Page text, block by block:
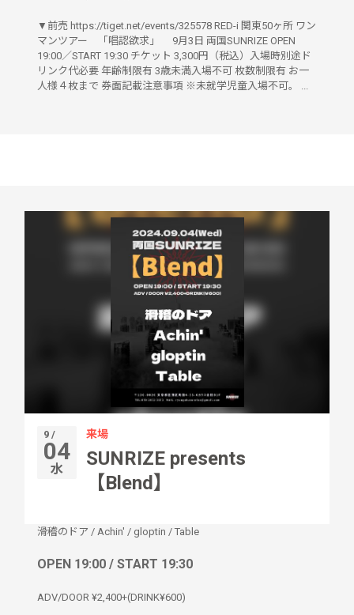
▼前売 https://tiget.net/events/325578 RED-i 関東50ヶ所 ワン
マンツアー 「唱認欲求」 9月3日 両国SUNRIZE OPEN
19:00／START 19:30 チケット 3,300円（税込）入場時別途ド
リンク代必要 年齢制限有 3歳未満入場不可 枚数制限有 お一
人様４枚まで 券面記載注意事項 ※未就学児童入場不可。 ...
9 /
04
水
来場
SUNRIZE presents
【Blend】
滑稽のドア / Achin' / gloptin / Table
OPEN 19:00 / START 19:30
ADV/DOOR ¥2,400+(DRINK¥600)